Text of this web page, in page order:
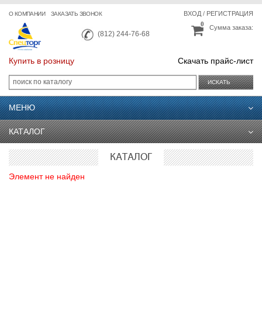
О КОМПАНИИ ЗАКАЗАТЬ ЗВОНОК
(812) 244-76-68
ВХОД/ РЕГИСТРАЦИЯ
Сумма заказа:
0
Купить в розницу Скачать прайс-лист
ИСКАТЬ
МЕНЮ
КАТАЛОГ
КАТАЛОГ
Элемент не найден